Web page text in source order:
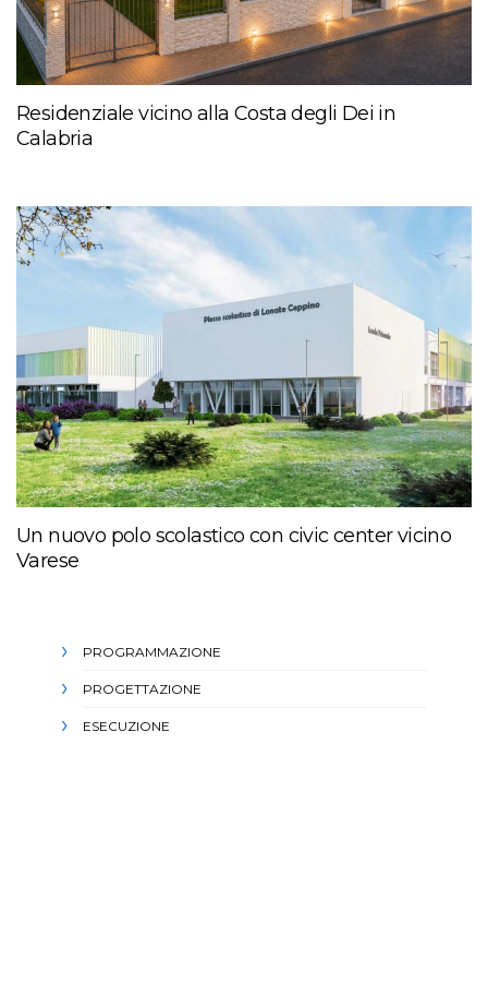
Residenziale vicino alla Costa degli Dei in
Calabria
Un nuovo polo scolastico con civic center vicino
Varese
PROGRAMMAZIONE
PROGETTAZIONE
ESECUZIONE